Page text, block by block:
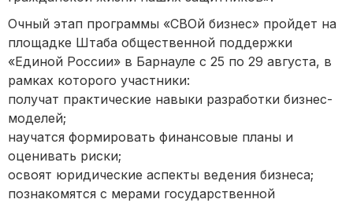
Очный этап программы «СВОй бизнес» пройдет на
площадке Штаба общественной поддержки
«Единой России» в Барнауле с 25 по 29 августа, в
рамках которого участники:
получат практические навыки разработки бизнес-
моделей;
научатся формировать финансовые планы и
оценивать риски;
освоят юридические аспекты ведения бизнеса;
познакомятся с мерами государственной